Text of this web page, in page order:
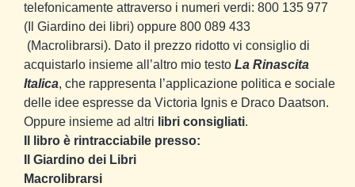
telefonicamente attraverso i numeri verdi: 800 135 977
(Il Giardino dei libri) oppure 800 089 433
(Macrolibrarsi). Dato il prezzo ridotto vi consiglio di
acquistarlo insieme all’altro mio testo La Rinascita
Italica, che rappresenta l’applicazione politica e sociale
delle idee espresse da Victoria Ignis e Draco Daatson.
Oppure insieme ad altri libri consigliati.
Il libro è rintracciabile presso:
Il Giardino dei Libri
Macrolibrarsi